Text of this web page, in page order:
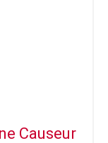
Causeur